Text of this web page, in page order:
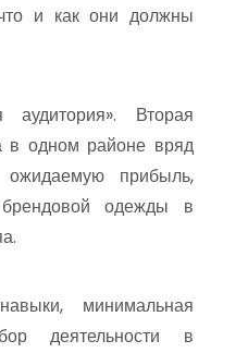
и как они должны
аудитория». Вторая
в одном районе вряд
прибыль,
одежды в
минимальная
деятельности в